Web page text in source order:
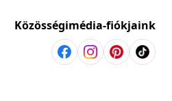
Közösségimédia-fiókjaink